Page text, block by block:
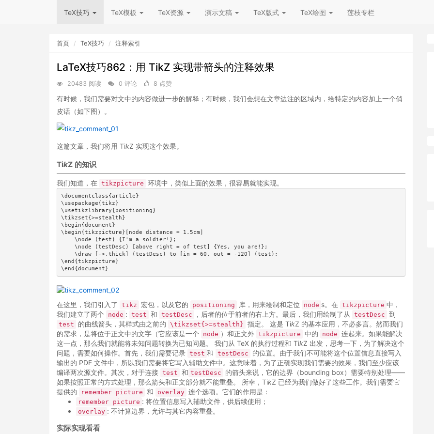
TeX技巧 TeX模板 TeX资源 演示文稿 TeX版式 TeX绘图 莲枝专栏
首页 TeX技巧 注释索引
LaTeX技巧862：用 TikZ 实现带箭头的注释效果
20483 阅读 0 评论 8 点赞
有时候，我们需要对文中的内容做进一步的解释；有时候，我们会想在文章边注的区域内，给特定的内容加上一个俏
皮话（如下图）。
这篇文章，我们将用 TikZ 实现这个效果。
TikZ 的知识
我们知道，在 tikzpicture 环境中，类似上面的效果，很容易就能实现。
\documentclass{article}
\usepackage{tikz}
\usetikzlibrary{positioning}
\tikzset{>=stealth}
\begin{document}
\begin{tikzpicture}[node distance = 1.5cm]
    \node (test) {I'm a soldier!};
    \node (testDesc) [above right = of test] {Yes, you are!};
    \draw [->,thick] (testDesc) to [in = 60, out = -120] (test);
\end{tikzpicture}
\end{document}
在这里，我们引入了 tikz 宏包，以及它的 positioning 库，用来绘制和定位 node s。在 tikzpicture 中，
我们建立了两个
node : test 和 testDesc ，后者的位于前者的右上方。最后，我们用绘制了从 testDesc 到
test 的曲线箭头，其样式由之前的 \tikzset{>=stealth} 指定。 这是 TikZ 的基本应用，不必多言。然而我们
的需求，是将位于正文中的文字（它应该是一个
node ）和正文外 tikzpicture 中的 node 连起来。如果能解决
这一点，那么我们就能将未知问题转换为已知问题。 我们从 TeX 的执行过程和 TikZ 出发，思考一下，为了解决这个
问题，需要如何操作。首先，我们需要记录 test 和 testDesc
的位置。由于我们不可能将这个位置信息直接写入
输出的 PDF 文件中，所以我们需要将它写入辅助文件中。这意味着，为了正确实现我们需要的效果，我们至少应该
编译两次源文件。其次，对于连接 test 和 testDesc
的箭头来说，它的边界（bounding box）需要特别处理——
如果按照正常的方式处理，那么箭头和正文部分就不能重叠。 所幸，TikZ 已经为我们做好了这些工作。我们需要它
提供的
remember picture 和 overlay 连个选项。它们的作用是：
remember picture : 将位置信息写入辅助文件，供后续使用；
overlay : 不计算边界，允许与其它内容重叠。
实际实现看看